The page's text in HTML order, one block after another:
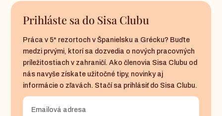
Prihláste sa do Sisa Clubu
Práca v 5* rezortoch v Španielsku a Grécku? Buďte
medzi prvými, ktorí sa dozvedia o nových pracovných
príležitostiach v zahraničí. Ako členovia Sisa Clubu od
nás navyše získate užitočné tipy, novinky aj
informácie o zľavách. Stačí sa prihlásiť do Sisa Clubu.